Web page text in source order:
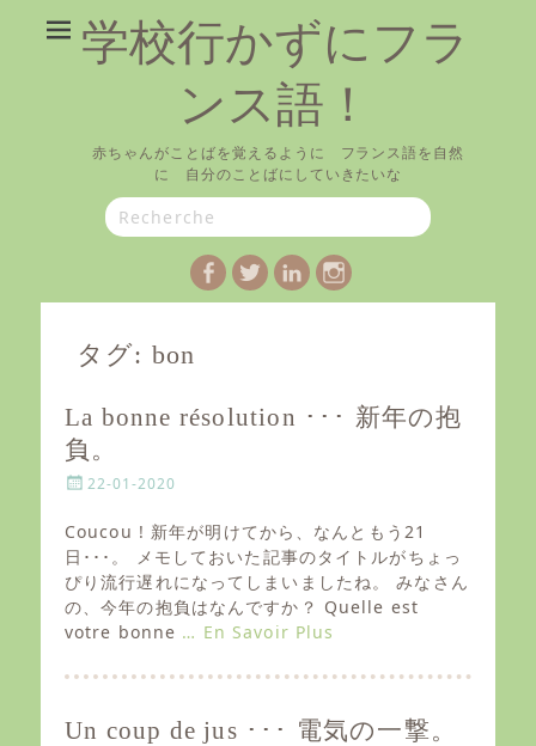
学校行かずにフラ
ンス語！
赤ちゃんがことばを覚えるように フランス語を自然
に 自分のことばにしていきたいな
Search
for:
Facebook
TwitterLinkedIn
Instagram
タグ: bon
La bonne résolution ･･･ 新年の抱
負。
P
s
t
e
d
o
n
22-01-2020
Coucou ! 新年が明けてから、なんともう21
日･･･。 メモしておいた記事のタイトルがちょっ
ぴり流行遅れになってしまいましたね。 みなさん
の、今年の抱負はなんですか？ Quelle est
votre bonne … En Savoir Plus
Un coup de jus ･･･ 電気の一撃。